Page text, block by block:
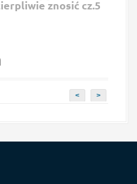
znosić cz.5
< >